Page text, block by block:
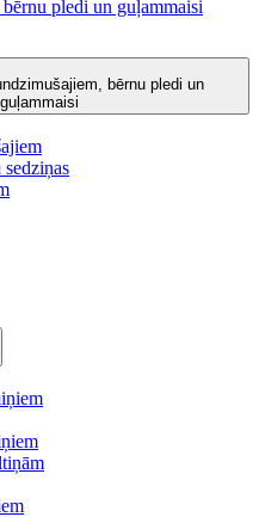
pledi un guļammaisi
bērnu pledi un
guļammaisi